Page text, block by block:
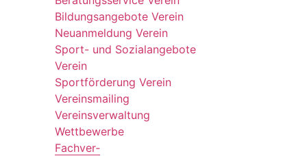
Bildungs­an­ge­bote Verein
Neuan­mel­dung Verein
Sport- und Sozi­al­an­ge­bote
Verein
Sport­för­de­rung Verein
Vereins­mai­ling
Vereins­ver­wal­tung
Wett­be­werbe
Fach­ver­